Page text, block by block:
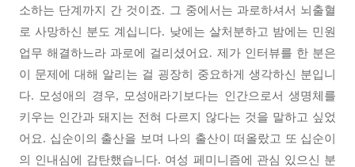
소하는 단계까지 간 것이죠. 그 중에서는 과로하셔서 뇌출혈
로 사망하신 분도 계십니다. 낮에는 살처분하고 밤에는 민원
업무 해결하느라 과로에 걸리셨어요. 제가 인터뷰를 한 분은
이 문제에 대해 알리는 걸 굉장히 중요하게 생각하신 분입니
다. 모성애의 경우, 모성애라기보다는 인간으로서 생명체를
키우는 인간과 돼지는 전혀 다르지 않다는 것을 말하고 싶었
어요. 십순이의 출산을 보며 나의 출산이 떠올랐고 또 십순이
의 인내심에 감탄했습니다. 여성 페미니즘에 관심 있으신 분